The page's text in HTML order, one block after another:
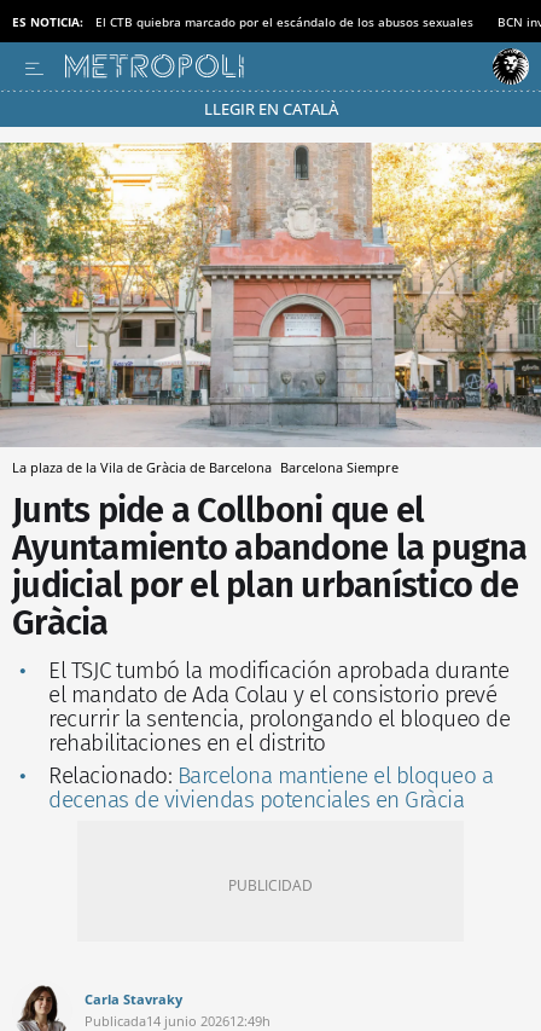
ES NOTICIA: El CTB quiebra marcado por el escándalo de los abusos sexuales BCN
LLEGIR EN CATALÀ
Pásate al MODO AHORRO
La plaza de la Vila de Gràcia de Barcelona Barcelona Siempre
Junts pide a Collboni que el
Ayuntamiento abandone la pugna
judicial por el plan urbanístico de
Gràcia
El TSJC tumbó la modificación aprobada durante
el mandato de Ada Colau y el consistorio prevé
recurrir la sentencia, prolongando el bloqueo de
rehabilitaciones en el distrito
Relacionado: Barcelona mantiene el bloqueo a
decenas de viviendas potenciales en Gràcia
Carla Stavraky
Publicada14 junio 202612:49h